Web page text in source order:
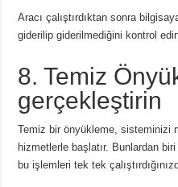
Aracı çalıştırdıktan sonra
giderilip giderilmediğini kontrol
8. Temiz
gerçekleştirin
Temiz bir önyükleme, sisteminizi
hizmetlerle başlatır. Bunlardan
bu işlemleri tek tek